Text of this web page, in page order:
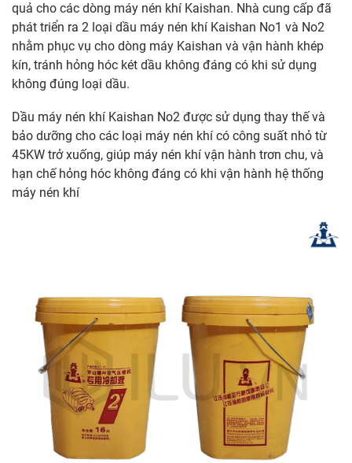
quả cho các dòng máy nén khí Kaishan. Nhà cung cấp đã
phát triển ra 2 loại dầu máy nén khí Kaishan No1 và No2
nhằm phục vụ cho dòng máy Kaishan và vận hành khép
kín, tránh hỏng hóc két dầu không đáng có khi sử dụng
không đúng loại dầu.
Dầu máy nén khí Kaishan No2 được sử dụng thay thế và
bảo dưỡng cho các loại máy nén khí có công suất nhỏ từ
45KW trở xuống, giúp máy nén khí vận hành trơn chu, và
hạn chế hỏng hóc không đáng có khi vận hành hệ thống
máy nén khí